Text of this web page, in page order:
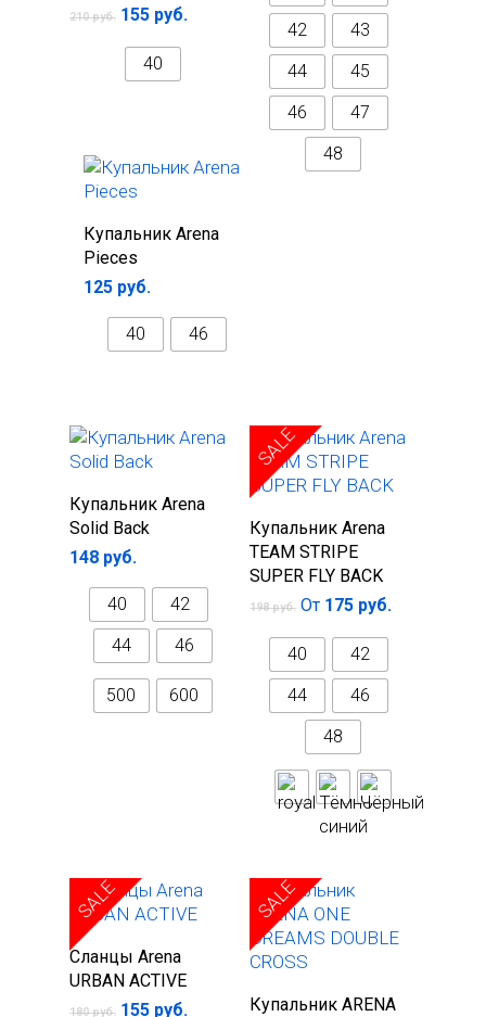
42
43
44
45
46
47
48
210руб. 155 руб.
40
параметры
Купальник Arena
Pieces
125 руб.
40 46
параметры
Купальник Arena
Solid Back
148 руб.
40
42
44
46
500 600
параметры
SALE
Купальник Arena
TEAM STRIPE
SUPER FLY BACK
198руб. От 175 руб.
40
42
44
46
48
Выберите
параметры
SALE
Сланцы Arena
URBAN ACTIVE
180руб. 155 руб.
SALE
Купальник ARENA